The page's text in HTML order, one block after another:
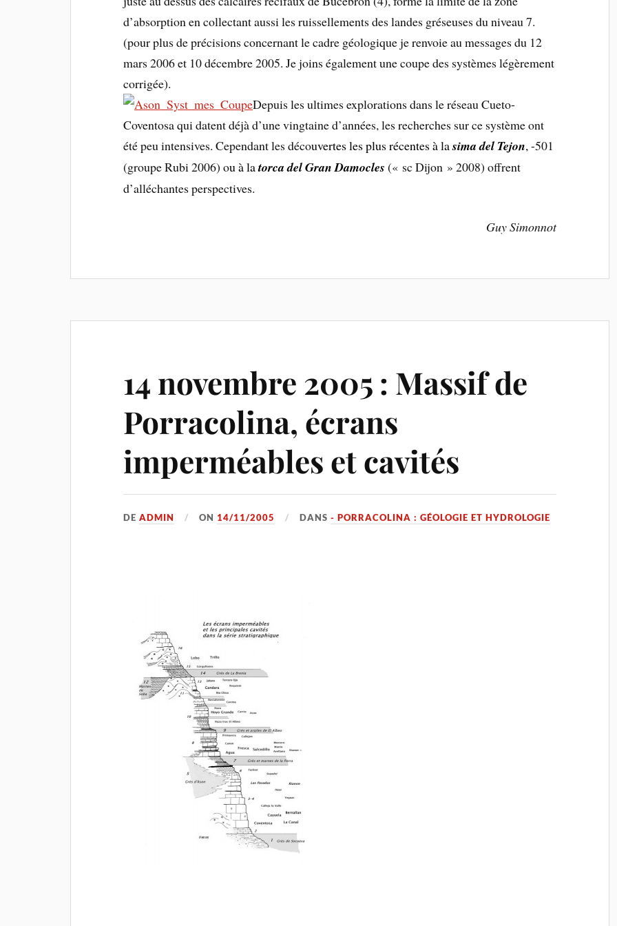
d’absorption en collectant aussi les ruissellements des landes gréseuses du niveau 7.
(pour plus de précisions concernant le cadre géologique je renvoie au messages du 12
mars 2006 et 10 décembre 2005. Je joins également une coupe des systèmes légèrement
corrigée).
Depuis les ultimes explorations dans le réseau Cueto-
Coventosa qui datent déjà d’une vingtaine d’années, les recherches sur ce système ont
été peu intensives. Cependant les découvertes les plus récentes à lasima del Tejon, -501
(groupe Rubi 2006) ou à latorca del Gran Damocles (« sc Dijon » 2008) offrent
d’alléchantes perspectives.
Guy Simonnot
14 novembre 2005 : Massif de
Porracolina, écrans
imperméables et cavités
DEADMIN ON 14/11/2005 DANS- PORRACOLINA : GÉOLOGIE ET HYDROLOGIE